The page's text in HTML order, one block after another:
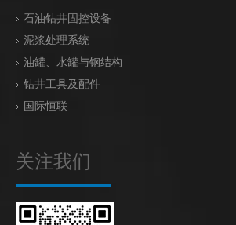
石油钻井固控设备
泥浆处理系统
油罐、水罐与钢结构
钻井工具及配件
国际恒联
关注我们